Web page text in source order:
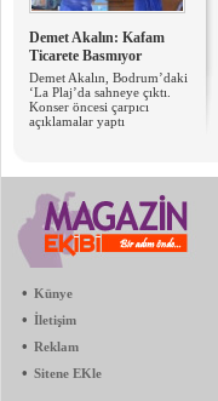
Demet Akalın: Kafam
Ticarete Basmıyor
Demet Akalın, Bodrum’daki
‘La Plaj’da sahneye çıktı.
Konser öncesi çarpıcı
açıklamalar yaptı
• Künye
• İletişim
• Reklam
• Sitene EKle